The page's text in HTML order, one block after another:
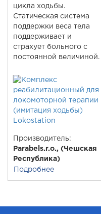
цикла ходьбы.
Статическая система
поддержки веса тела
поддерживает и
страхует больного с
постоянной величиной.
Производитель:
Parabels.r.o., (Чешская
Республика)
Подробнее